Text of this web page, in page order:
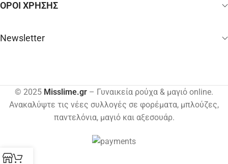
ΟΡΟΙ ΧΡΗΣΗΣ
Newsletter
© 2025 Misslime.gr – Γυναικεία ρούχα & μαγιό online.
Ανακαλύψτε τις νέες συλλογές σε φορέματα, μπλούζες,
παντελόνια, μαγιό και αξεσουάρ.